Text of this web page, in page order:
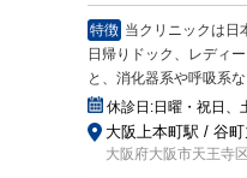
特徴 当クリニックは日
日帰りドック、レディ
と、消化器系や呼吸系
休診日:日曜・祝日、
大阪上本町駅 / 谷
大阪府大阪市天王寺